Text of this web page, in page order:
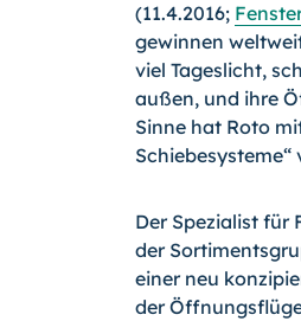
(11.4.2016;
gewinnen
viel Tageslicht,
außen, und ihre
Sinne hat Roto
Schiebesysteme“
Der Spezialist für
der
einer neu
der